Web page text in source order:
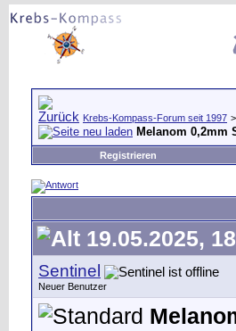
Krebs-Kompass-Forum seit 1997 >
Melanom 0,2mm
Registrieren
19.05.2025,
Sentinel
Neuer Benutzer